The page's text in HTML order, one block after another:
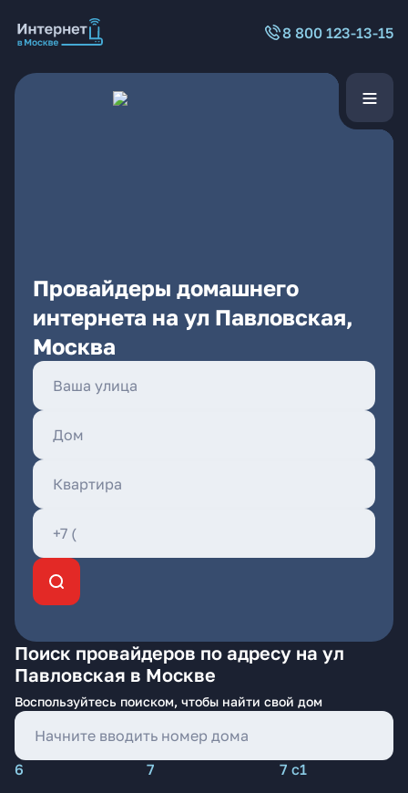
8 800 123-13-15
Провайдеры домашнего
интернета на ул Павловская,
Москва
Поиск провайдеров по адресу на ул
Павловская в Москве
Воспользуйтесь поиском, чтобы найти свой дом
6 7
7 с1